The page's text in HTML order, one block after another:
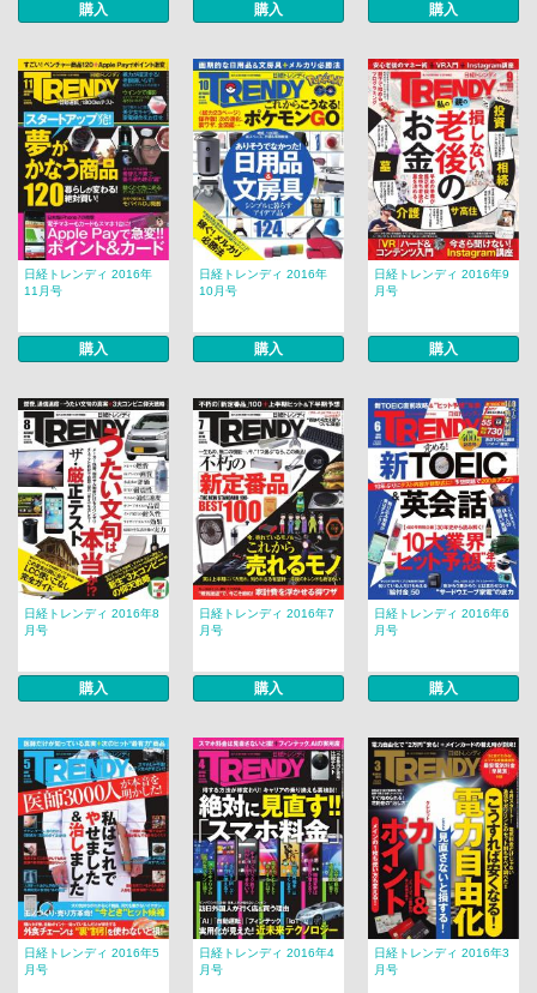
購入 購入 購入
日経トレンディ 2016年
11月号
購入
日経トレンディ 2016年
10月号
購入
日経トレンディ 2016年9
月号
購入
日経トレンディ 2016年8
月号
購入
日経トレンディ 2016年7
月号
購入
日経トレンディ 2016年6
月号
購入
日経トレンディ 2016年5
月号
日経トレンディ 2016年4
月号
日経トレンディ 2016年3
月号